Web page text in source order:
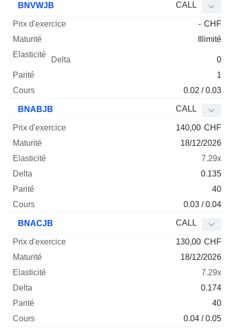
BNVWJB CALL
- CHF
Illimité
0
1
0.02 / 0.03
BNABJB CALL
140,00 CHF
18/12/2026
7.29x
0.135
40
0.03 / 0.04
BNACJB CALL
130,00 CHF
18/12/2026
7.29x
0.174
40
0.04 / 0.05